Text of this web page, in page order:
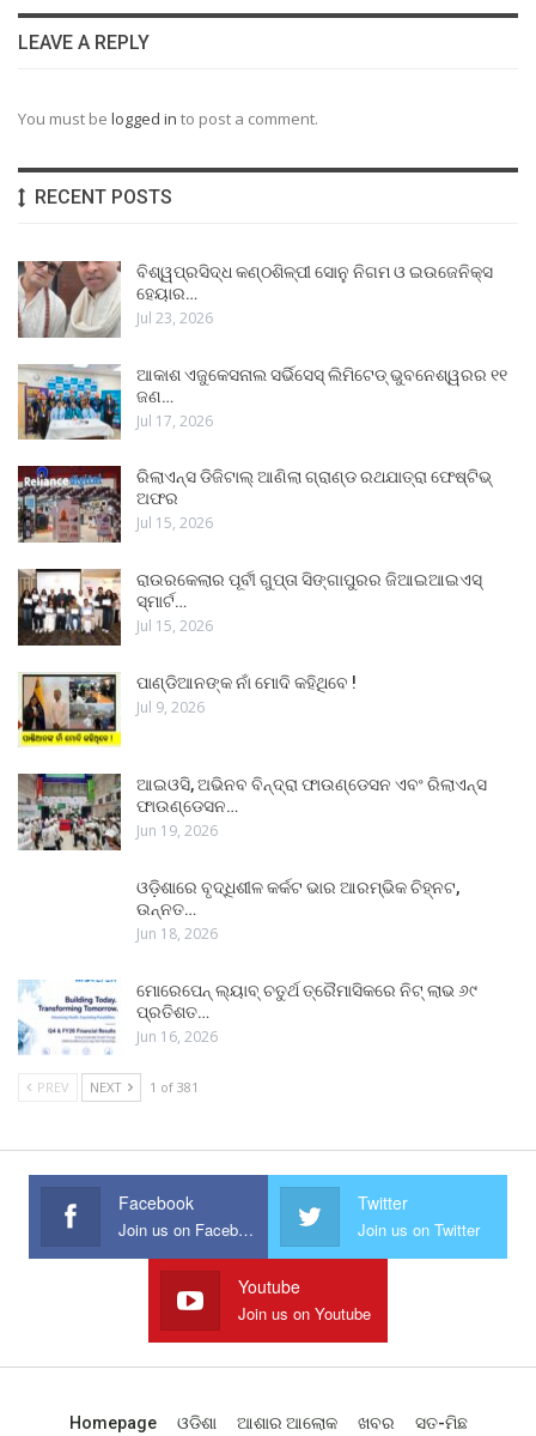
LEAVE A REPLY
You must be logged in to post a comment.
RECENT POSTS
ବିଶ୍ୱପ୍ରସିଦ୍ଧ କଣ୍ଠଶିଳ୍ପୀ ସୋନୁ ନିଗମ ଓ ଇଉଜେନିକ୍ସ
ହେୟାର…
Jul 23, 2026
ଆକାଶ ଏଜୁକେସନାଲ ସର୍ଭିସେସ୍ ଲିମିଟେଡ୍ ଭୁବନେଶ୍ୱରର ୧୧
ଜଣ…
Jul 17, 2026
ରିଲାଏନ୍ସ ଡିଜିଟାଲ୍ ଆଣିଲା ଗ୍ରାଣ୍ଡ ରଥଯାତ୍ରା ଫେଷ୍ଟିଭ୍
ଅଫର
Jul 15, 2026
ରାଉରକେଲାର ପୂର୍ବୀ ଗୁପ୍ତା ସିଙ୍ଗାପୁରର ଜିଆଇଆଇଏସ୍
ସ୍ମାର୍ଟ…
Jul 15, 2026
ପାଣ୍ଡିଆନଙ୍କ ନାଁ ମୋଦି କହିଥିବେ !
Jul 9, 2026
ଆଇଓସି, ଅଭିନବ ବିନ୍ଦ୍ରା ଫାଉଣ୍ଡେସନ ଏବଂ ରିଲାଏନ୍ସ
ଫାଉଣ୍ଡେସନ…
Jun 19, 2026
ଓଡ଼ିଶାରେ ବୃଦ୍ଧିଶୀଳ କର୍କଟ ଭାର ଆରମ୍ଭିକ ଚିହ୍ନଟ,
ଉନ୍ନତ…
Jun 18, 2026
ମୋରେପେନ୍ ଲ୍ୟାବ୍ ଚତୁର୍ଥ ତ୍ରୈମାସିକରେ ନିଟ୍ ଲାଭ ୬୯
ପ୍ରତିଶତ…
Jun 16, 2026
PREV NEXT 1 of 381
Facebook
Join us on Facebook
Twitter
Join us on Twitter
Youtube
Join us on Youtube
Homepage ଓଡିଶା ଆଶାର ଆଲୋକ ଖବର ସତ-ମିଛ